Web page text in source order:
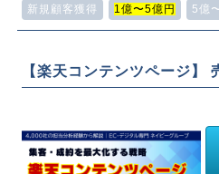
新規顧客獲得 1億〜5億円 5億
【楽天コンテンツページ】